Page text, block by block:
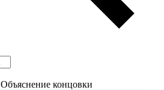
Объяснение концовки